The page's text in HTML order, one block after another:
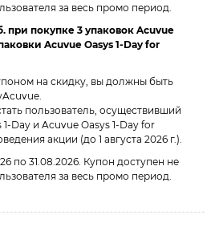
за весь промо период.
при покупке 3 упаковок Acuvue
Acuvue Oasys 1-Day for
на скидку, вы должны быть
пользователь, осуществивший
Day и Acuvue Oasys 1-Day for
акции (до 1 августа 2026 г.).
по 31.08.2026. Купон доступен не
за весь промо период.